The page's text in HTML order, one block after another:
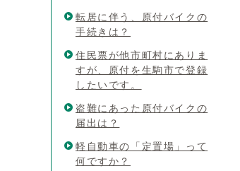
転居に伴う、原付バイクの
手続きは？
住民票が他市町村にありま
すが、原付を生駒市で登録
したいです。
盗難にあった原付バイクの
届出は？
軽自動車の「定置場」って
何ですか？